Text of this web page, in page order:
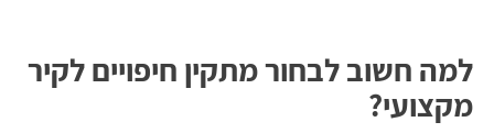
למה חשוב לבחור מתקין חיפויים לקיר
מקצועי?